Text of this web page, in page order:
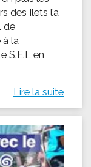
des Ilets l’a
de
à la
S.E.L en
Lire la suite